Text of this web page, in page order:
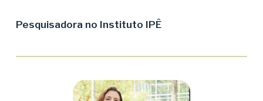
Pesquisadora no Instituto IPÊ